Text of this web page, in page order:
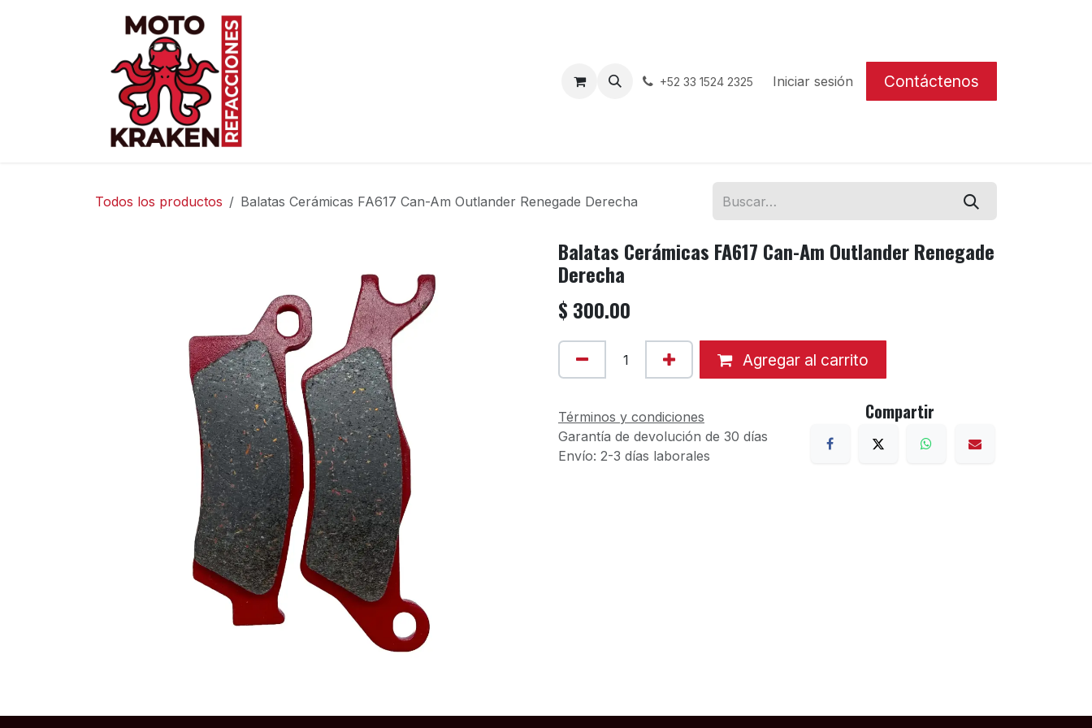
Contáctenos+52 33 1524 2325 Iniciar sesión Contáctenos
Todos los productos Balatas Cerámicas FA617 Can-Am Outlander Renegade Derecha
Balatas Cerámicas FA617 Can-Am Outlander Renegade
Derecha
$ 300.00
Agregar al carrito
Términos y condiciones
Garantía de devolución de 30 días
Envío: 2-3 días laborales
Compartir